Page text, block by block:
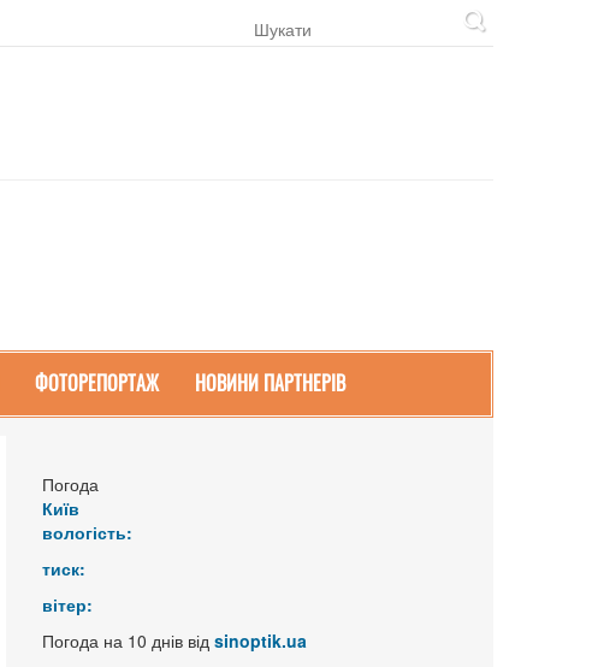
ФОТОРЕПОРТАЖ НОВИНИ ПАРТНЕРІВ
Погода
Київ
вологість:
тиск:
вітер:
Погода на 10 днів від sinoptik.ua